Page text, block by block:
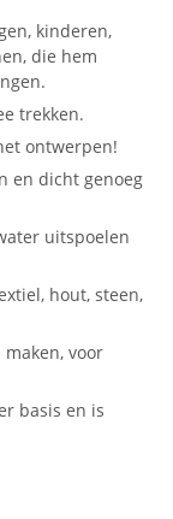
kinderen,
die hem
trekken.
ontwerpen!
en dicht genoeg
uitspoelen
hout, steen,
voor
basis en is